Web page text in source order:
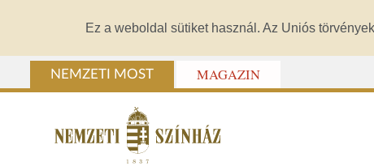
Ez a weboldal sütiket használ. Az Uniós
NEMZETI MOST MAGAZIN